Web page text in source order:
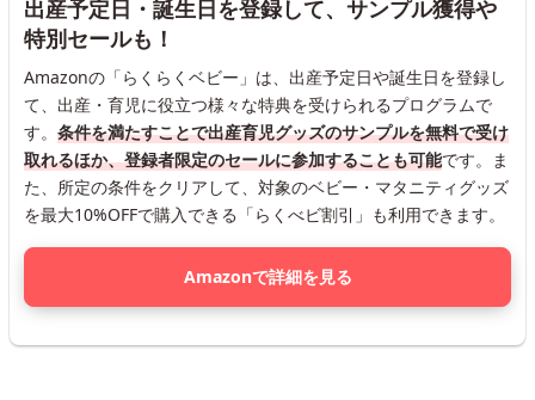
出産予定日・誕生日を登録して、サンプル獲得や
特別セールも！
Amazonの「らくらくベビー」は、出産予定日や誕生日を登録し
て、出産・育児に役立つ様々な特典を受けられるプログラムで
す。 条件を満たすことで出産育児グッズのサンプルを無料で受け
取れるほか、登録者限定のセールに参加することも可能です。ま
た、所定の条件をクリアして、対象のベビー・マタニティグッズ
を最大10%OFFで購入できる「らくべビ割引」も利用できます。
Amazonで詳細を見る